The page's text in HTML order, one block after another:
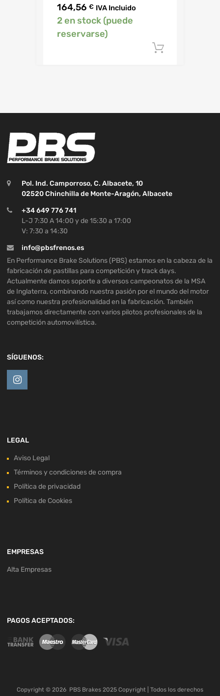
164,56 € IVA Incluido
2 en stock (puede
reservarse)
Pol. Ind. Camporroso, C. Albacete, 10
02520 Chinchilla de Monte-Aragón, Albacete
+34 649 776 741
L-J 7:30 A 14:00 y de 15:30 a 17:00
V: 7:30 a 14:30
info@pbsfrenos.es
En Performance Brake Solutions (PBS) estamos en la cabeza de la
fabricación de pastillas para competición y track days.
Actualmente damos soporte a diversos campeonatos de la MSA
de Inglaterra, combinando nuestra pasión por el mundo del motor
así como nuestra profesionalidad en la fabricación. También
trabajamos directamente con varios pilotos profesionales de la
competición automovilística.
SÍGUENOS:
LEGAL
Aviso Legal
Términos y condiciones de compra
Política de privacidad
Política de Cookies
EMPRESAS
Alta Empresas
PAGOS ACEPTADOS:
Copyright © 2026 PBS Brakes 2025 Copyright | Todos los derechos